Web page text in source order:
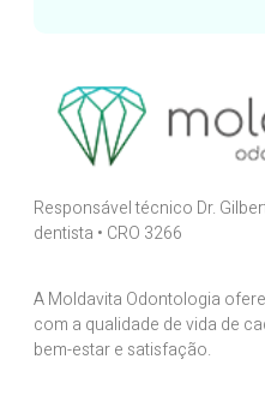
Responsável técnico Dr.
dentista • CRO 3266
A Moldavita Odontologia
com a qualidade de vida de
bem-estar e satisfação.